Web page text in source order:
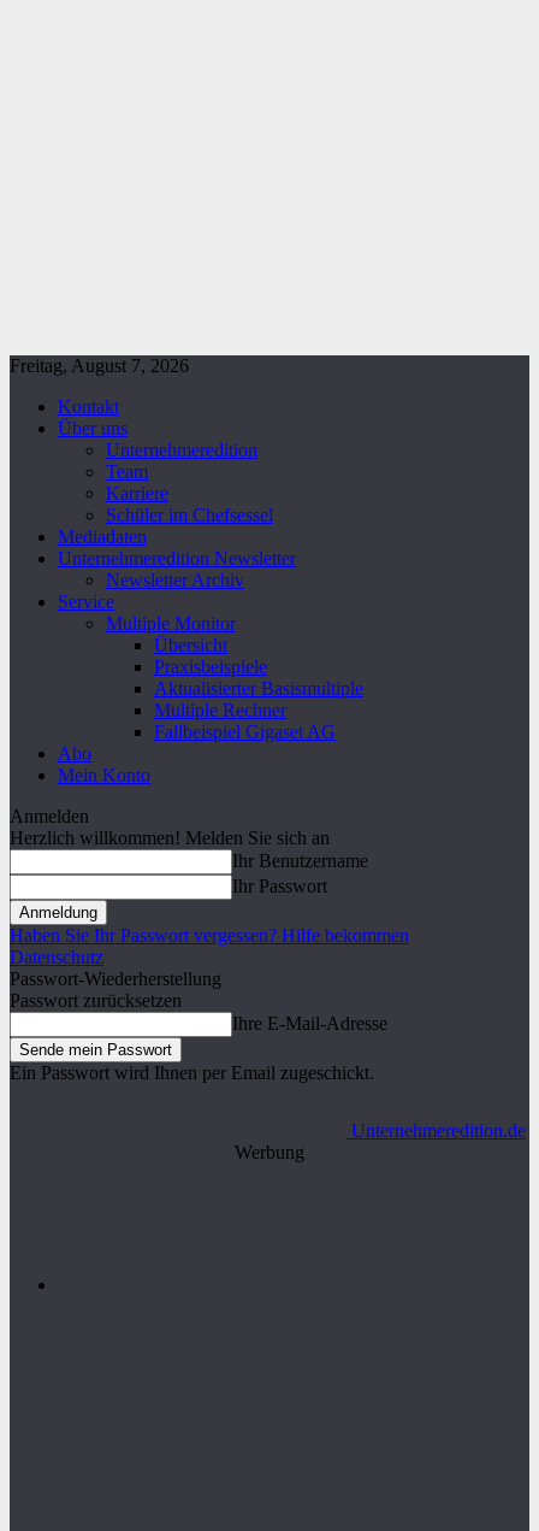
Freitag, August 7, 2026
Kontakt
Über uns
Unternehmeredition
Team
Karriere
Schüler im Chefsessel
Mediadaten
Unternehmeredition Newsletter
Newsletter Archiv
Service
Multiple Monitor
Übersicht
Praxisbeispiele
Aktualisierter Basismultiple
Multiple Rechner
Fallbeispiel Gigaset AG
Abo
Mein Konto
Anmelden
Herzlich willkommen! Melden Sie sich an
Ihr Benutzername
Ihr Passwort
Haben Sie Ihr Passwort vergessen? Hilfe bekommen
Datenschutz
Passwort-Wiederherstellung
Passwort zurücksetzen
Ihre E-Mail-Adresse
Ein Passwort wird Ihnen per Email zugeschickt.
Unternehmeredition.de
Werbung